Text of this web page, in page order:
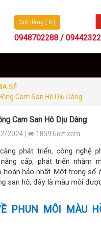
Giỏ Hàng ( 0 )
0948702288 /
SẺ
Cam San Hô Dịu Dàng
Cam San Hô Dịu Dàng
2024 | 1859 lượt xem
phát triển, công nghệ
cấp, phát triển nhằm
hoàn hảo nhất. Một trong số
san hô, đây là màu môi
PHUN MÔI MÀU